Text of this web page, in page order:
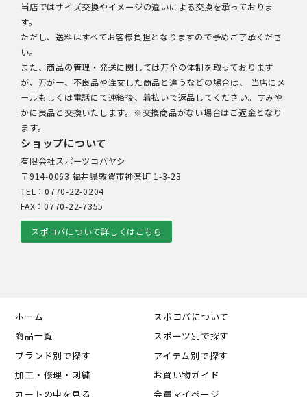
当店ではサイズ交換やイメージの違いによる交換を承っておりま
す。
ただし、送料はすべてお客様負担となりますので予めご了承くださ
い。
また、商品の管理・発送に関しては万全の体制を取っております
が、万が一、不良品や注文した商品と違うなどの場合は、 当店にメ
ールもしくは電話にて連絡後、着払いで返品してください。すみや
かに良品と交換いたします。※交換商品がない場合はご返金となり
ます。
ショップについて
有限会社スポーツコバヤシ
〒914-0063 福井県敦賀市神楽町 1-3-23
TEL：0770-22-0204
FAX：0770-22-7355
スポコバについて詳しくはこちら
ホーム
スポコバについて
商品一覧
スポーツ別で探す
ブランド別で探す
アイテム別で探す
加工・修理・刺繍
お買い物ガイド
カートの中を見る
会員マイページ